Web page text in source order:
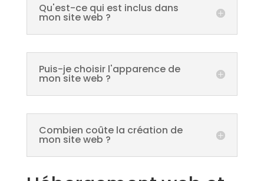
Qu'est-ce qui est inclus dans
mon site web ?
Puis-je choisir l'apparence de
mon site web ?
Combien coûte la création de
mon site web ?